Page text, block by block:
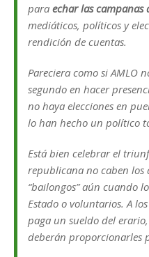
para echar las campanas
mediáticos, políticos y
rendición de cuentas.
Pareciera como si AMLO
segundo en hacer
no haya elecciones en
lo han hecho un político
Está bien celebrar el
republicana no caben
“bailongos” aún cuando
Estado o voluntarios. A
paga un sueldo del
deberán proporcionarles